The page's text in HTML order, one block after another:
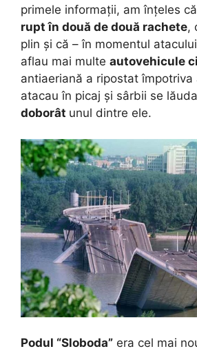
primele informații, am înțeles
rupt în două de două rachete,
plin și că – în momentul
aflau mai multe autovehicule
antiaeriană a ripostat împotriva
atacau în picaj și sârbii se
doborât unul dintre ele.
Podul “Sloboda” era cel mai